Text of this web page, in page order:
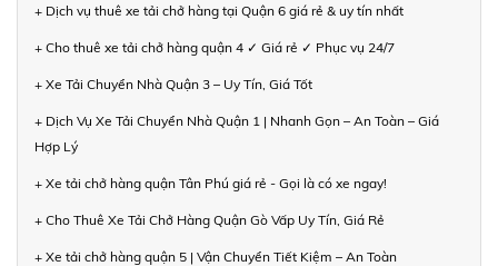
+ Dịch vụ thuê xe tải chở hàng tại Quận 6 giá rẻ & uy tín nhất
+ Cho thuê xe tải chở hàng quận 4 ✓ Giá rẻ ✓ Phục vụ 24/7
+ Xe Tải Chuyển Nhà Quận 3 – Uy Tín, Giá Tốt
+ Dịch Vụ Xe Tải Chuyển Nhà Quận 1 | Nhanh Gọn – An Toàn – Giá
Hợp Lý
+ Xe tải chở hàng quận Tân Phú giá rẻ - Gọi là có xe ngay!
+ Cho Thuê Xe Tải Chở Hàng Quận Gò Vấp Uy Tín, Giá Rẻ
+ Xe tải chở hàng quận 5 | Vận Chuyển Tiết Kiệm – An Toàn